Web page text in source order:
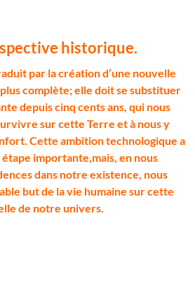
historique.
par la création d’une nouvelle
complète; elle doit se substituer
depuis cinq cents ans, qui nous
sur cette Terre et à nous y
Cette ambition technologique a
importante,mais, en nous
dans notre existence, nous
but de la vie humaine sur cette
de notre univers.